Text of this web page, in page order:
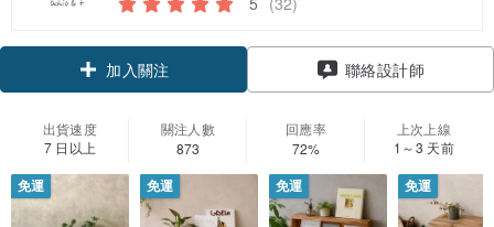
加入關注 聯絡設計師
出貨速度
7 日以上
關注人數
873
回應率
72%
上次上線
1～3 天前
免運 免運 免運 免運